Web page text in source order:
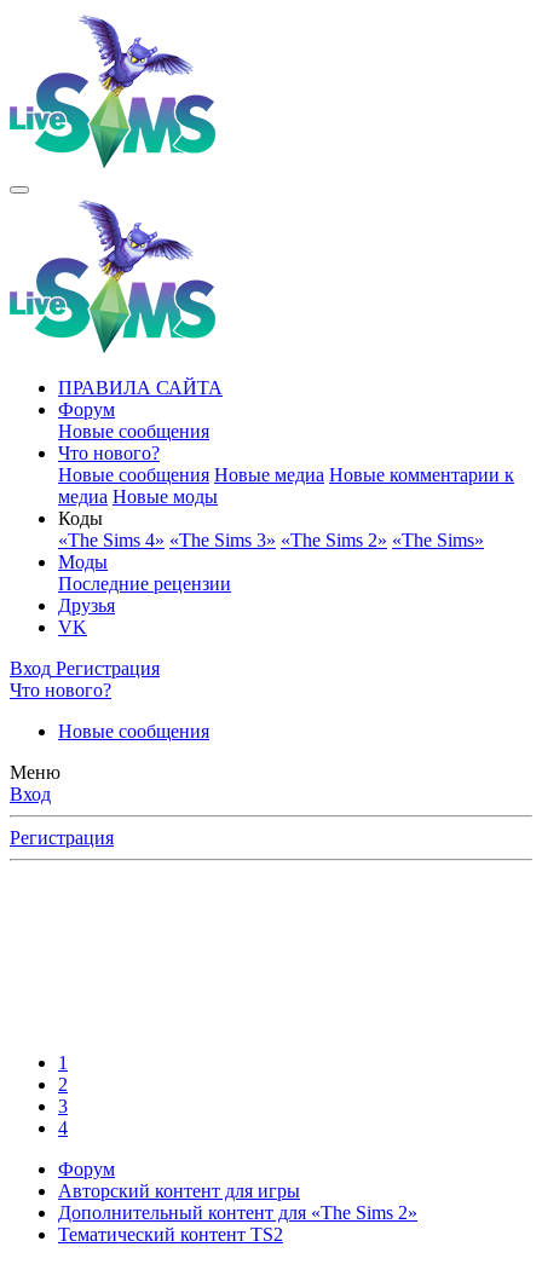
ПРАВИЛА САЙТА
Форум
Новые сообщения
Что нового?
Новые сообщения Новые медиа Новые комментарии к
медиа Новые моды
Коды
«The Sims 4» «The Sims 3» «The Sims 2» «The Sims»
Моды
Последние рецензии
Друзья
VK
Вход Регистрация
Что нового?
Новые сообщения
Меню
Вход
Регистрация
1
2
3
4
Форум
Авторский контент для игры
Дополнительный контент для «The Sims 2»
Тематический контент TS2